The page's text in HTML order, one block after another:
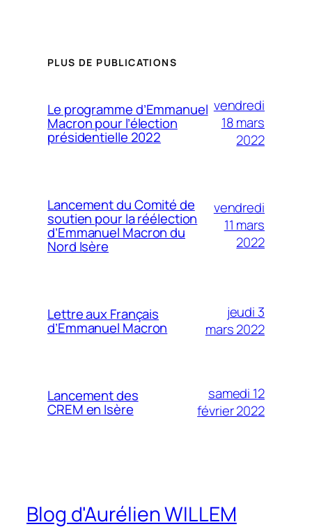
PLUS DE PUBLICATIONS
Le programme d’Emmanuel
Macron pour l’élection
présidentielle 2022
vendredi
18 mars
2022
Lancement du Comité de
soutien pour la réélection
d’Emmanuel Macron du
Nord Isère
vendredi
11 mars
2022
Lettre aux Français
d’Emmanuel Macron
jeudi 3
mars 2022
Lancement des
CREM en Isère
samedi 12
février 2022
Blog d'Aurélien WILLEM